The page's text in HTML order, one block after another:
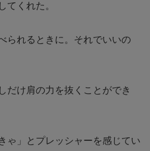
てくれた。
られるときに。それでいいの
だけ肩の力を抜くことができ
ゃ」とプレッシャーを感じてい